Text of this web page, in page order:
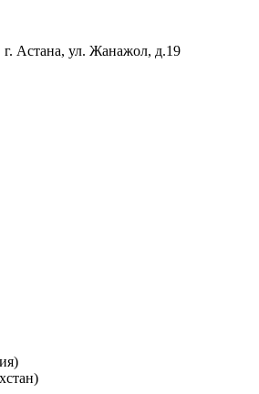
г. Астана, ул. Жанажол, д.19